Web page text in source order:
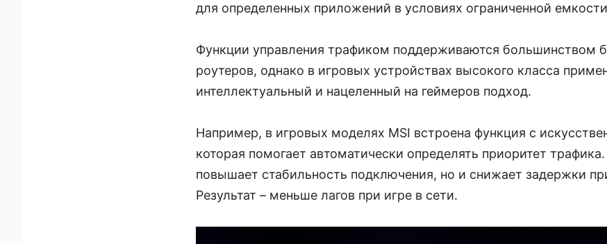
для определенных приложений в условиях ограниченной
Функции управления трафиком поддерживаются большинством
роутеров, однако в игровых устройствах высокого класса
интеллектуальный и нацеленный на геймеров подход.
Например, в игровых моделях MSI встроена функция с
которая помогает автоматически определять приоритет
повышает стабильность подключения, но и снижает задержки
Результат – меньше лагов при игре в сети.